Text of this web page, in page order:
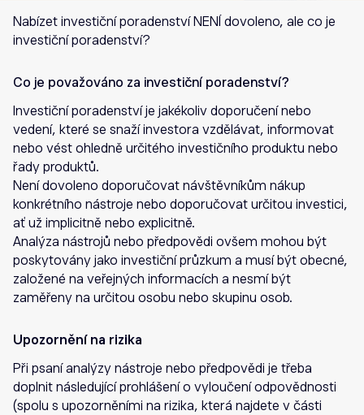
Nabízet investiční poradenství NENÍ dovoleno, ale co je
investiční poradenství?
Co je považováno za investiční poradenství?
Investiční poradenství je jakékoliv doporučení nebo
vedení, které se snaží investora vzdělávat, informovat
nebo vést ohledně určitého investičního produktu nebo
řady produktů.
Není dovoleno doporučovat návštěvníkům nákup
konkrétního nástroje nebo doporučovat určitou investici,
ať už implicitně nebo explicitně.
Analýza nástrojů nebo předpovědi ovšem mohou být
poskytovány jako investiční průzkum a musí být obecné,
založené na veřejných informacích a nesmí být
zaměřeny na určitou osobu nebo skupinu osob.
Upozornění na rizika
Při psaní analýzy nástroje nebo předpovědi je třeba
doplnit následující prohlášení o vyloučení odpovědnosti
(spolu s upozorněními na rizika, která najdete v části